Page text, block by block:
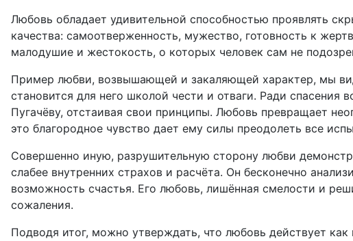
Любовь обладает удивительной способностью проявлять
качества: самоотверженность, мужество, готовность к
малодушие и жестокость, о которых человек сам не
Пример любви, возвышающей и закаляющей характер, мы
становится для него школой чести и отваги. Ради
Пугачёву, отстаивая свои принципы. Любовь превращает
это благородное чувство дает ему силы преодолеть все
Совершенно иную, разрушительную сторону любви
слабее внутренних страхов и расчёта. Он бесконечно
возможность счастья. Его любовь, лишённая смелости и
сожаления.
Подводя итог, можно утверждать, что любовь действует